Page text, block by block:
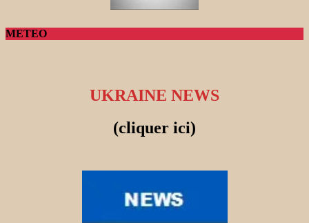
METEO
UKRAINE NEWS
(cliquer ici)